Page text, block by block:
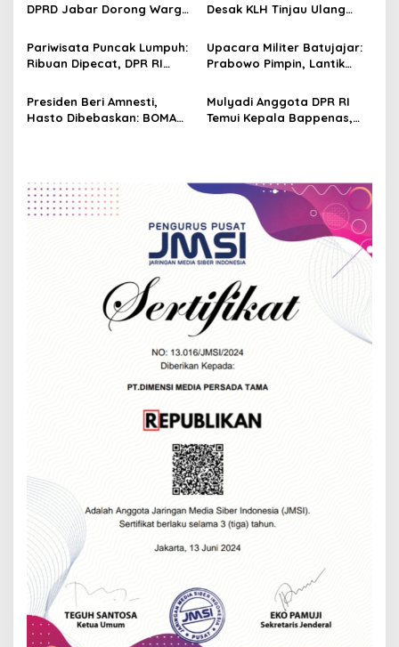
i
o
n
DPRD Jabar Dorong Warga
dari Program Makan
Bergizi Gratis Prabowo
Desak KLH Tinjau Ulang
Puncak: Dampak Ekonomi
Lokal Parah
Pariwisata Puncak Lumpuh:
Ribuan Dipecat, DPR RI
Upacara Militer Batujajar:
Prabowo Pimpin, Lantik
Perkuat Pertahanan
Negara
Presiden Beri Amnesti,
Hasto Dibebaskan: BOMA
Mulyadi Anggota DPR RI
Temui Kepala Bappenas,